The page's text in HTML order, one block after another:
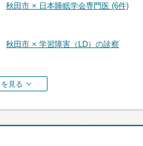
秋田市 × 日本睡眠学会専門医 (6件)
秋田市 × 学習障害（LD）の診察
見る